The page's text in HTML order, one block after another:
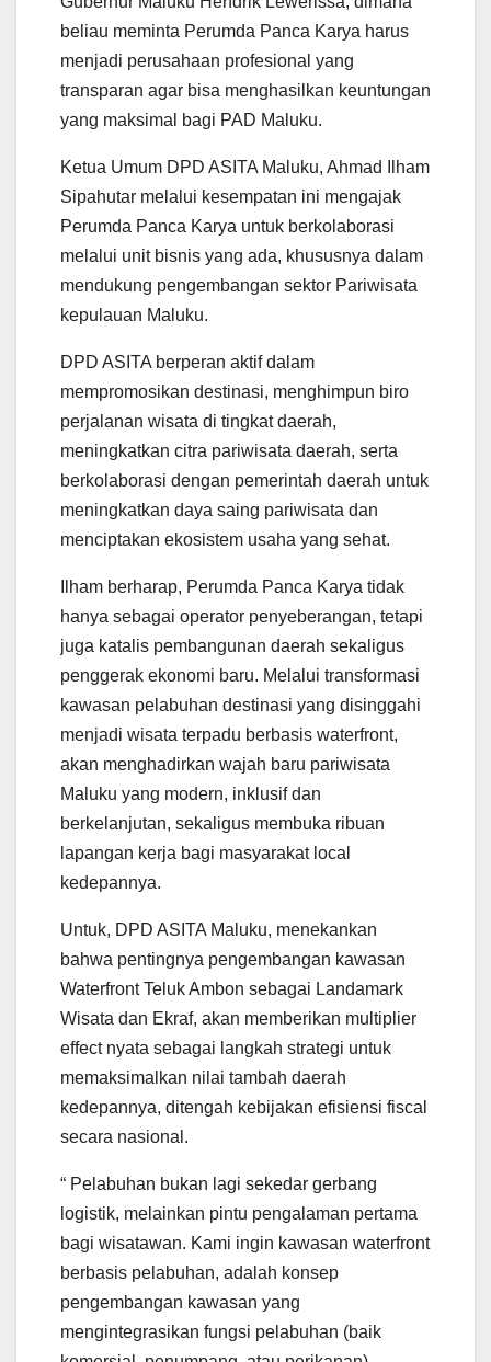
beliau meminta Perumda Panca Karya harus
menjadi perusahaan profesional yang
transparan agar bisa menghasilkan keuntungan
yang maksimal bagi PAD Maluku.
Ketua Umum DPD ASITA Maluku, Ahmad Ilham
Sipahutar melalui kesempatan ini mengajak
Perumda Panca Karya untuk berkolaborasi
melalui unit bisnis yang ada, khususnya dalam
mendukung pengembangan sektor Pariwisata
kepulauan Maluku.
DPD ASITA berperan aktif dalam
mempromosikan destinasi, menghimpun biro
perjalanan wisata di tingkat daerah,
meningkatkan citra pariwisata daerah, serta
berkolaborasi dengan pemerintah daerah untuk
meningkatkan daya saing pariwisata dan
menciptakan ekosistem usaha yang sehat.
Ilham berharap, Perumda Panca Karya tidak
hanya sebagai operator penyeberangan, tetapi
juga katalis pembangunan daerah sekaligus
penggerak ekonomi baru. Melalui transformasi
kawasan pelabuhan destinasi yang disinggahi
menjadi wisata terpadu berbasis waterfront,
akan menghadirkan wajah baru pariwisata
Maluku yang modern, inklusif dan
berkelanjutan, sekaligus membuka ribuan
lapangan kerja bagi masyarakat local
kedepannya.
Untuk, DPD ASITA Maluku, menekankan
bahwa pentingnya pengembangan kawasan
Waterfront Teluk Ambon sebagai Landamark
Wisata dan Ekraf, akan memberikan multiplier
effect nyata sebagai langkah strategi untuk
memaksimalkan nilai tambah daerah
kedepannya, ditengah kebijakan efisiensi fiscal
secara nasional.
“ Pelabuhan bukan lagi sekedar gerbang
logistik, melainkan pintu pengalaman pertama
bagi wisatawan. Kami ingin kawasan waterfront
berbasis pelabuhan, adalah konsep
pengembangan kawasan yang
mengintegrasikan fungsi pelabuhan (baik